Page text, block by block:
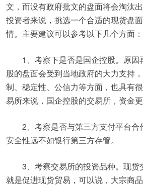
文，而没有政府批文的盘面将会淘汰
投资者来说，挑选一个合适的现货盘
情。主要建议可以参考以下几个方面：
1、考察下是否是国企控股。原
股的盘面会受到当地政府的大力支持
制、稳定性、公信力等方面，也具有
易所来说，国企控股的交易所，资金更
2、考察是否与第三方支付平台合
安全性远不如银行第三方存管。
3、考察交易所的投资品种。现货
就是促进现货贸易，可以说，大宗商